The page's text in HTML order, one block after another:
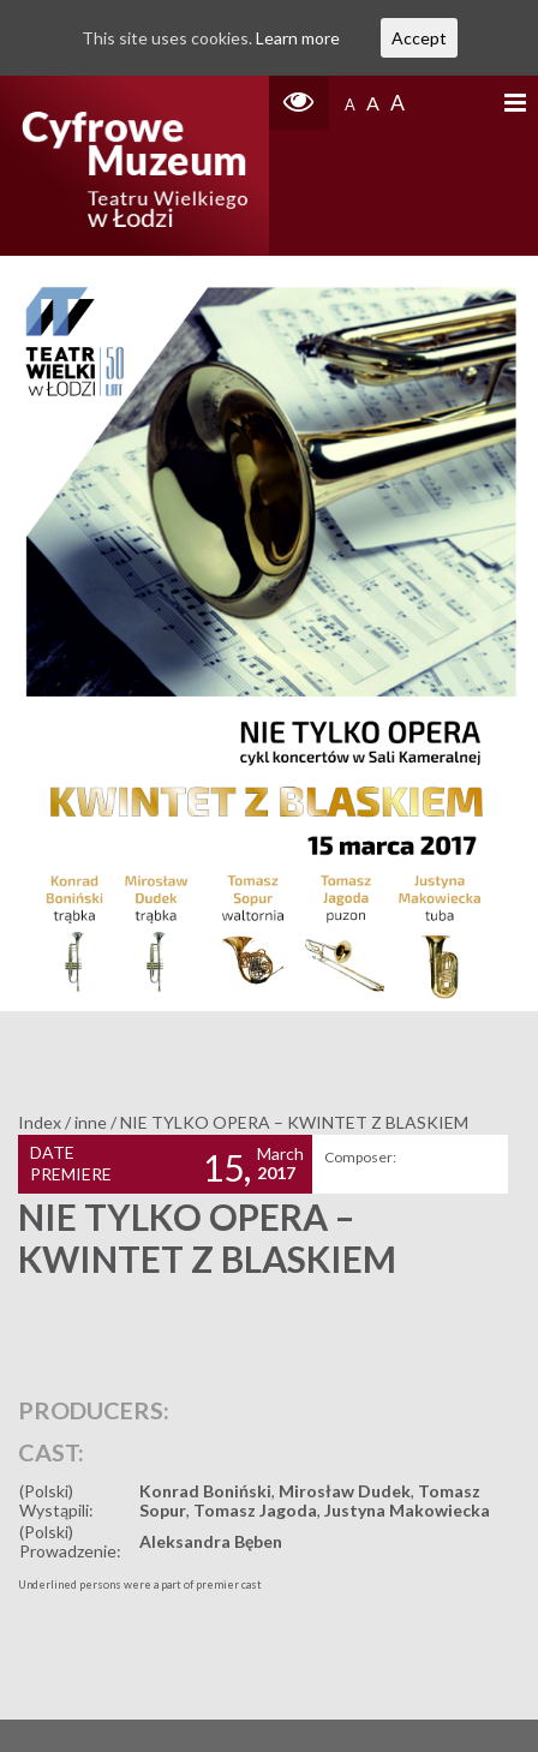
A A A
Index/inne/NIE TYLKO OPERA – KWINTET Z BLASKIEM
DATE
PREMIERE
15, March
2017
Composer:
NIE TYLKO OPERA –
KWINTET Z BLASKIEM
PRODUCERS:
CAST:
(Polski)
Wystąpili:
Konrad Boniński, Mirosław Dudek, Tomasz
Sopur, Tomasz Jagoda, Justyna Makowiecka
(Polski)
Prowadzenie:
Aleksandra Bęben
Underlined persons were a part of premier cast
This site uses cookies. Learn more Accept